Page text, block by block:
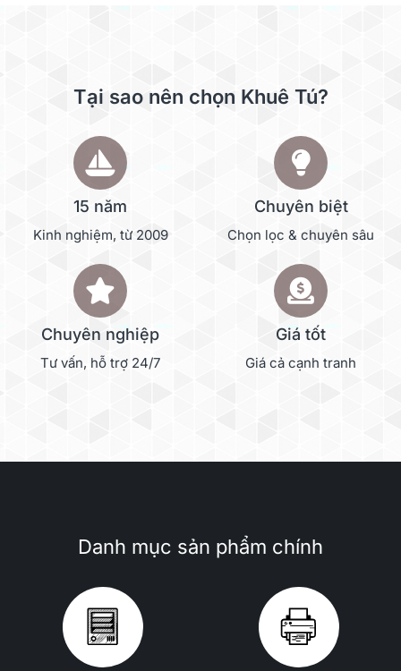
Tại sao nên chọn Khuê Tú?
15 năm
Kinh nghiệm, từ 2009
Chuyên biệt
Chọn lọc & chuyên sâu
Chuyên nghiệp
Tư vấn, hỗ trợ 24/7
Giá tốt
Giá cả cạnh tranh
Danh mục sản phẩm chính